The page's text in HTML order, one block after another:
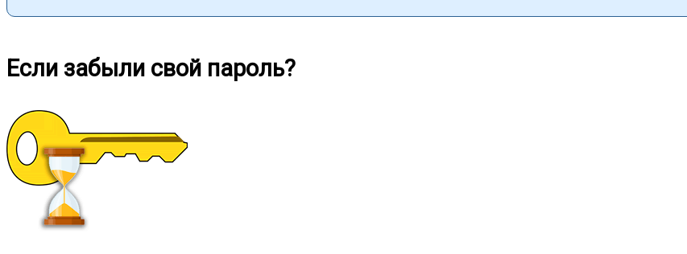
Если забыли свой пароль?